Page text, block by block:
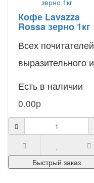
Кофе Lavazza
Rossa зерно 1кг
Всех почитателей
выразительного и
кофе мы
приглашаем к
покупке
зернового..
Есть в наличии
0.00р
Быстрый заказ